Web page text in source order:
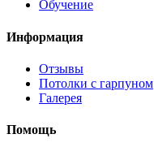
Обучение
Информация
Отзывы
Потолки с гарпуном
Галерея
Помощь